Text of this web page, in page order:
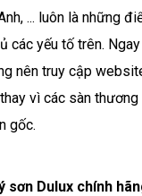
... luôn là những
các yếu tố trên.
nên truy cập
vì các sàn
gốc.
sơn Dulux chính